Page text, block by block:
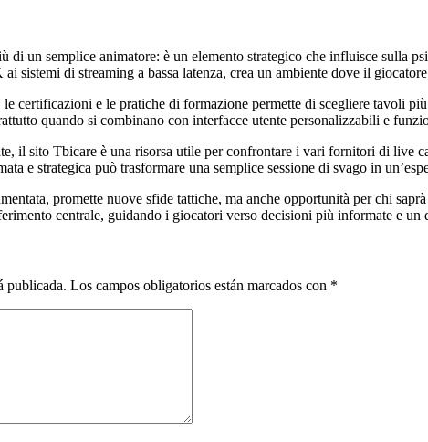
di un semplice animatore: è un elemento strategico che influisce sulla
sistemi di streaming a bassa latenza, crea un ambiente dove il
certificazioni e le pratiche di formazione permette di scegliere tavoli
quando si combinano con interfacce utente personalizzabili e
il sito Tbicare è una risorsa utile per confrontare i vari fornitori di
e strategica può trasformare una semplice sessione di svago in
promette nuove sfide tattiche, ma anche opportunità per chi
centrale, guidando i giocatori verso decisioni più informate e un
publicada. Los campos obligatorios están marcados con *